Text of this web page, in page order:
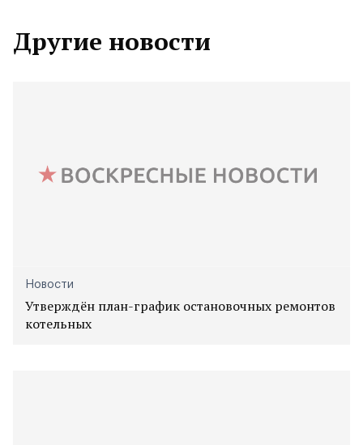
Другие новости
Новости
Утверждён план-график остановочных ремонтов
котельных